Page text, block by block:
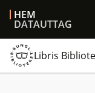
HEM
DATAUTTAG
Libris